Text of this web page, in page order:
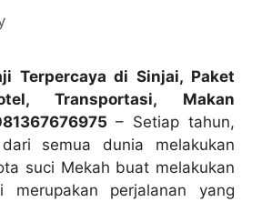
Terpercaya di Sinjai, Paket
Transportasi, Makan
– Setiap tahun,
semua dunia melakukan
suci Mekah buat melakukan
merupakan perjalanan yang